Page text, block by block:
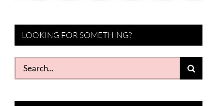
LOOKING FOR SOMETHING?
Search
for: